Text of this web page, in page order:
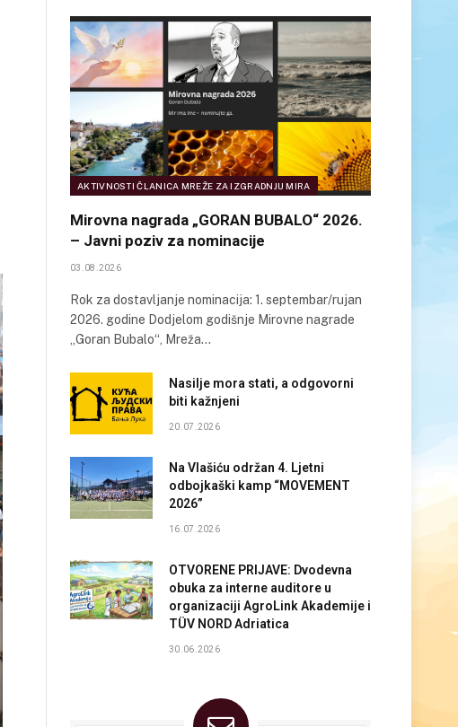
AKTIVNOSTI ČLANICA MREŽE ZA IZGRADNJU MIRA
Mirovna nagrada „GORAN BUBALO“ 2026.
– Javni poziv za nominacije
03.08.2026
Rok za dostavljanje nominacija: 1. septembar/rujan
2026. godine Dodjelom godišnje Mirovne nagrade
„Goran Bubalo“, Mreža…
Nasilje mora stati, a odgovorni
biti kažnjeni
20.07.2026
Na Vlašiću održan 4. Ljetni
odbojkaški kamp “MOVEMENT
2026”
16.07.2026
OTVORENE PRIJAVE: Dvodevna
obuka za interne auditore u
organizaciji AgroLink Akademije i
TÜV NORD Adriatica
30.06.2026